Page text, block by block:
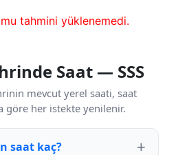
tahmini yüklenemedi.
Saat — SSS
mevcut yerel saati, saat
göre her istekte yenilenir.
saat kaç?